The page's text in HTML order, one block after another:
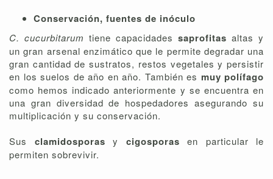
Conservación, fuentes de inóculo
C. cucurbitarum tiene capacidades saprofitas altas y
un gran arsenal enzimático que le permite degradar una
gran cantidad de sustratos, restos vegetales y persistir
en los suelos de año en año. También es muy polífago
como hemos indicado anteriormente y se encuentra en
una gran diversidad de hospedadores asegurando su
multiplicación y su conservación.
Sus clamidosporas y cigosporas en particular le
permiten sobrevivir.